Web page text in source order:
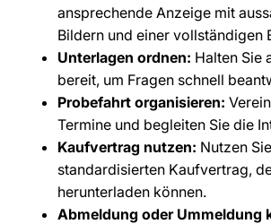
ansprechende Anzeige mit
Bildern und einer vollständigen
Unterlagen ordnen: Halten Sie
bereit, um Fragen schnell
Probefahrt organisieren:
Termine und begleiten Sie die
Kaufvertrag nutzen: Nutzen
standardisierten Kaufvertrag,
herunterladen können.
Abmeldung oder Ummeldung